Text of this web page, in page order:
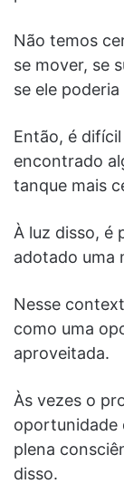
Não temos
se mover, se
se ele
Então, é
encontrado
tanque mais
À luz disso, é
adotado uma
Nesse
como uma
aproveitada.
Às vezes o
oportunidade
plena
disso.